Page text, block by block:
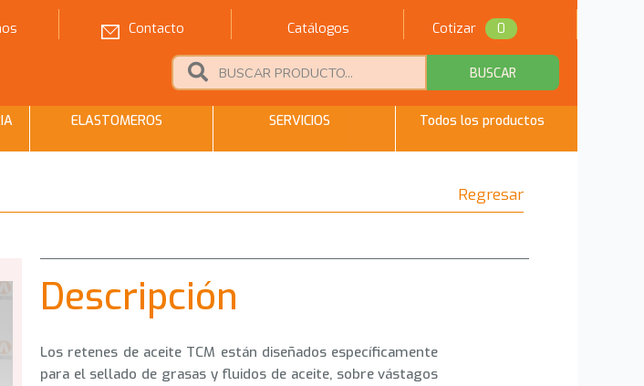
Cotizar 0
Catálogos
Contacto
BUSCAR
ELASTOMEROS SERVICIOS Todos los productos
Regresar
Descripción
Los retenes de aceite TCM están diseñados específicamente
para el sellado de grasas y fluidos de aceite, sobre vástagos